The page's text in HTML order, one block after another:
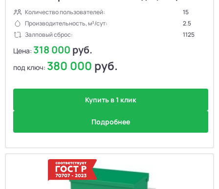
Количество пользователей:
15
Производительность, м³/сут:
2.5
Залповый сброс:
1125
Цена: 318 000 руб.
под ключ: 380 000 руб.
Купить в 1 клик
Подробнее